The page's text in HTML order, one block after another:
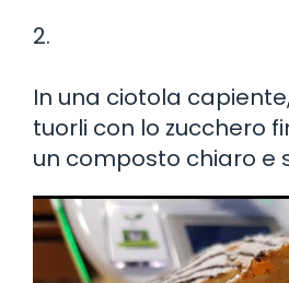
2.
In una ciotola
tuorli con lo zucchero
un composto chiaro e